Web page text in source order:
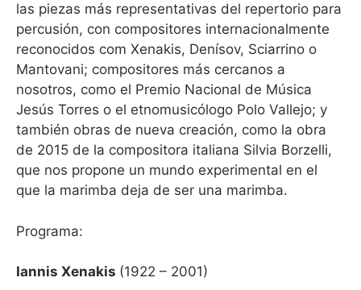
las piezas más representativas del repertorio para
percusión, con compositores internacionalmente
reconocidos com Xenakis, Denísov, Sciarrino o
Mantovani; compositores más cercanos a
nosotros, como el Premio Nacional de Música
Jesús Torres o el etnomusicólogo Polo Vallejo; y
también obras de nueva creación, como la obra
de 2015 de la compositora italiana Silvia Borzelli,
que nos propone un mundo experimental en el
que la marimba deja de ser una marimba.
Programa:
Iannis Xenakis (1922 – 2001)